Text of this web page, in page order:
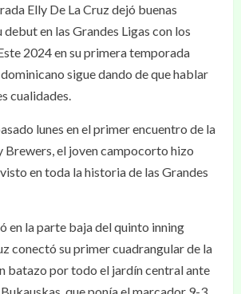
Elly De La Cruz dejó buenas
debut en las Grandes Ligas con los
2024 en su primera temporada
sigue dando de que hablar
cualidades.
lunes en el primer encuentro de la
Brewers, el joven campocorto hizo
en toda la historia de las Grandes
en la parte baja del quinto inning
conectó su primer cuadrangular de la
batazo por todo el jardín central ante